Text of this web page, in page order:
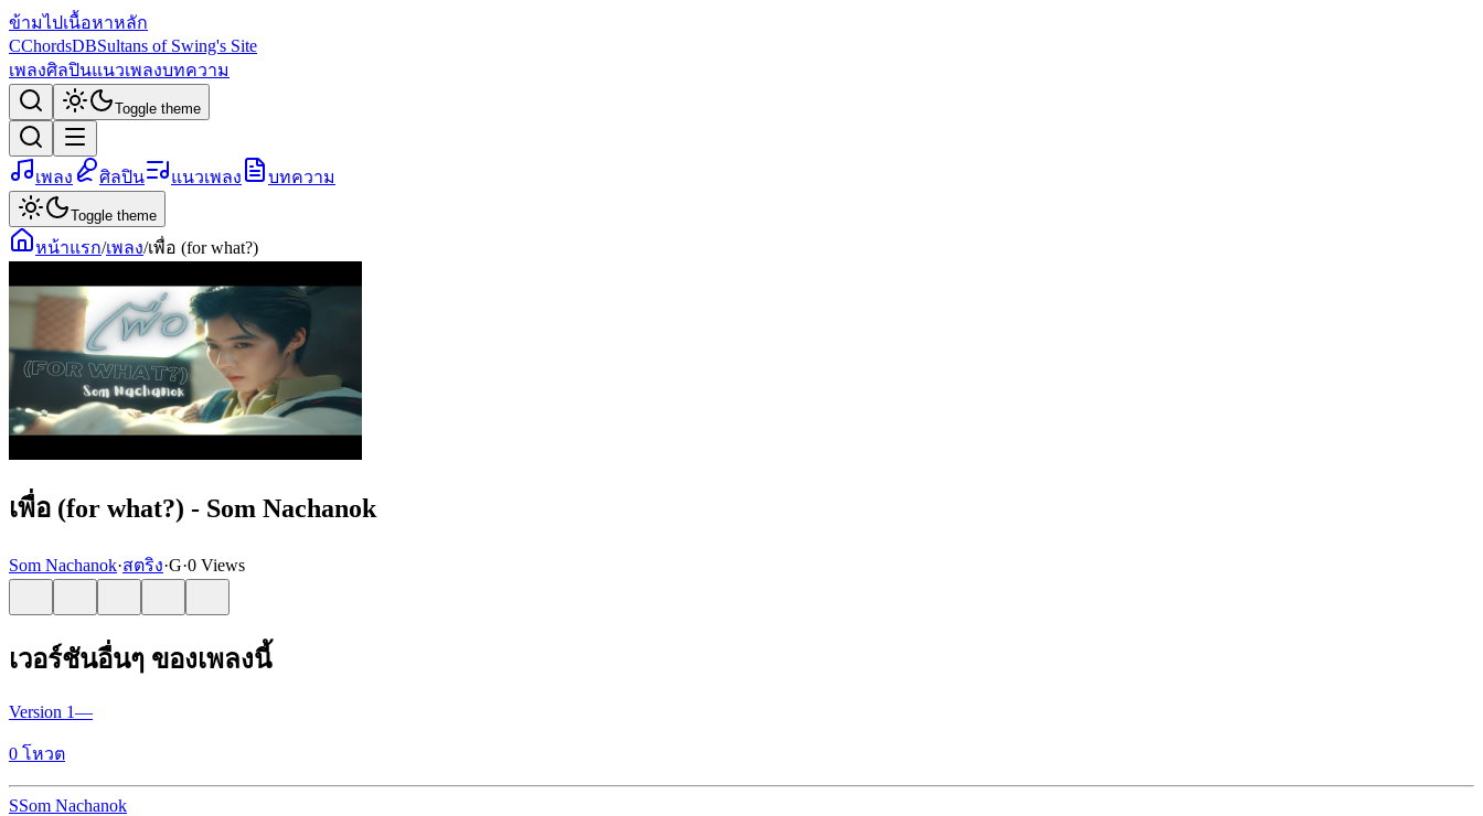
ข้ามไปเนื้อหาหลัก
CChordsDBSultans of Swing's Site
เพลงศิลปินแนวเพลงบทความ
Toggle theme
เพลง ศิลปิน แนวเพลง บทความ
Toggle theme
หน้าแรก/เพลง/เพื่อ (for what?)
เพื่อ (for what?) - Som Nachanok
Som Nachanok·สตริง·G·0 Views
เวอร์ชันอื่นๆ ของเพลงนี้
Version 1—
0 โหวต
SSom Nachanok